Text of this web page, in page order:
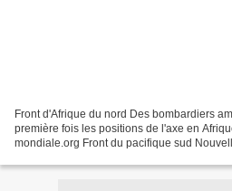
Front d'Afrique du nord Des bombardiers
première fois les positions de l'axe en
mondiale.org Front du pacifique sud